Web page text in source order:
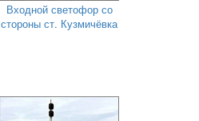
Входной светофор со
стороны ст. Кузмичёвка